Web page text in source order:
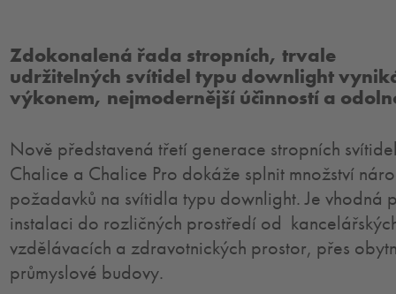
Zdokonalená řada stropních, trvale
udržitelných svítidel typu downlight
výkonem, nejmodernější účinností a
Nově představená třetí generace stropních
Chalice a Chalice Pro dokáže splnit množství
požadavků na svítidla typu downlight. Je vhodná
instalaci do rozličných prostředí od
vzdělávacích a zdravotnických prostor, přes
průmyslové budovy.